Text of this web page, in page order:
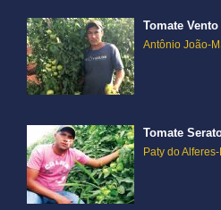
Tomate Vento
Antônio João-
Tomate
Paty do Alferes-